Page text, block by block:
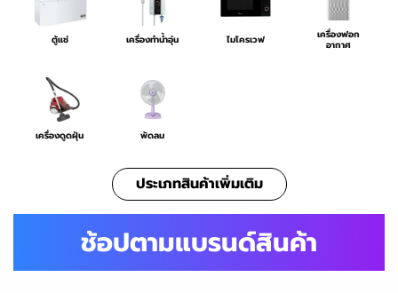
ตู้แช่ เครื่องทำน้ำอุ่น ไมโครเวฟ
เครื่องฟอก
อากาศ
เครื่องดูดฝุ่น พัดลม
ประเภทสินค้าเพิ่มเติม
ช้อปตามแบรนด์สินค้า